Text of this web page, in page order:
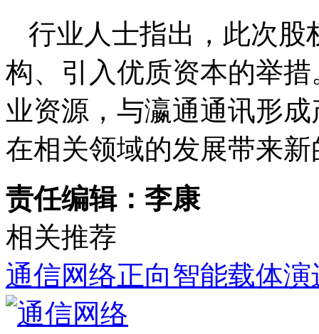
行业人士指出，此次股
构、引入优质资本的举
业资源，与瀛通通讯形
在相关领域的发展带来
责任编辑：李康
相关推荐
通信网络正向智能载体演